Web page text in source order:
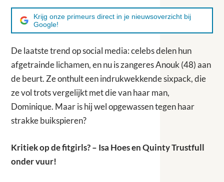
Krijg onze primeurs direct in je nieuwsoverzicht bij
Google!
De laatste trend op social media: celebs delen hun
afgetrainde lichamen, en nu is zangeres Anouk (48) aan
de beurt. Ze onthult een indrukwekkende sixpack, die
ze vol trots vergelijkt met die van haar man,
Dominique. Maar is hij wel opgewassen tegen haar
strakke buikspieren?
Kritiek op de fitgirls? – Isa Hoes en Quinty Trustfull
onder vuur!